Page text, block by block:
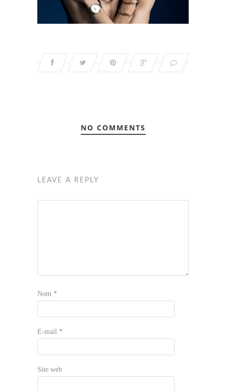
NO COMMENTS
LEAVE A REPLY
Nom *
E-mail *
Site web